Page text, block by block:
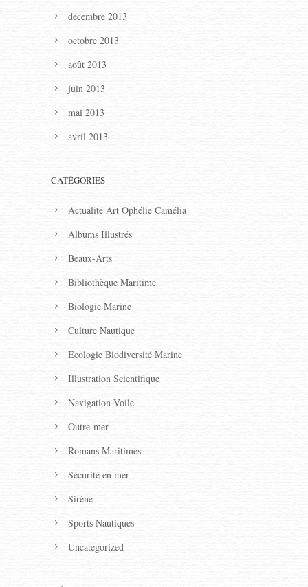
décembre 2013
octobre 2013
août 2013
juin 2013
mai 2013
avril 2013
CATÉGORIES
Actualité Art Ophélie Camélia
Albums Illustrés
Beaux-Arts
Bibliothèque Maritime
Biologie Marine
Culture Nautique
Ecologie Biodiversité Marine
Illustration Scientifique
Navigation Voile
Outre-mer
Romans Maritimes
Sécurité en mer
Sirène
Sports Nautiques
Uncategorized